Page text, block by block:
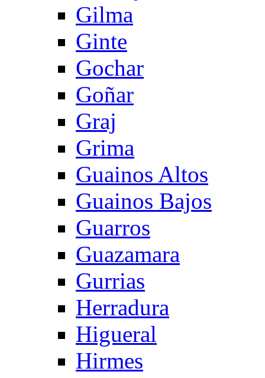
Gilma
Ginte
Gochar
Goñar
Graj
Grima
Guainos Altos
Guainos Bajos
Guarros
Guazamara
Gurrias
Herradura
Higueral
Hirmes